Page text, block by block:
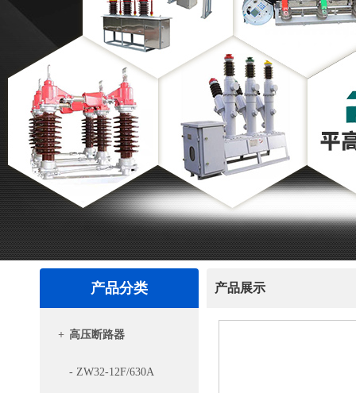
产品分类
+ 高压断路器
- ZW32-12F/630A
产品展示